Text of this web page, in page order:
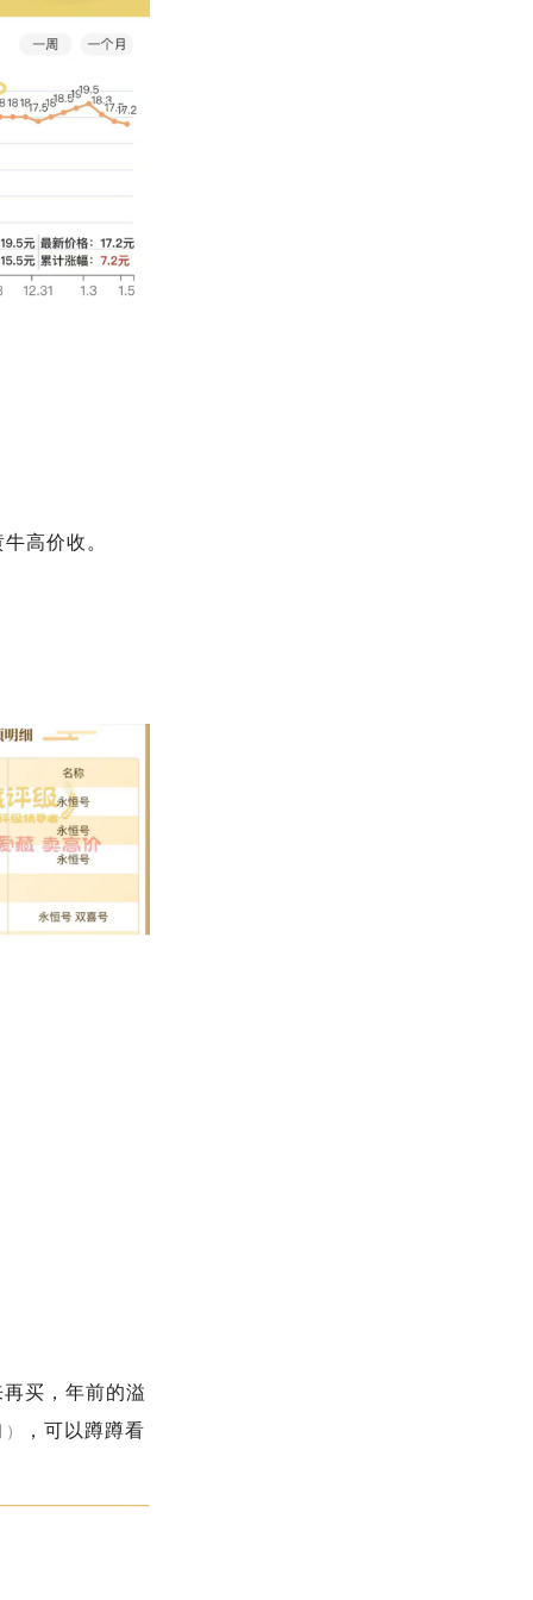
高价收。
买，年前的溢
，可以蹲蹲看